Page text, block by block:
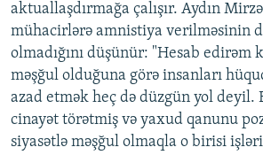
aktuallaşdırmağa çalışır. Aydın
mühacirlərə amnistiya verilməsinin
olmadığını düşünür: "Hesab edirəm
məşğul olduğuna görə insanları
azad etmək heç də düzgün yol deyil.
cinayət törətmiş və yaxud qanunu
siyasətlə məşğul olmaqla o birisi